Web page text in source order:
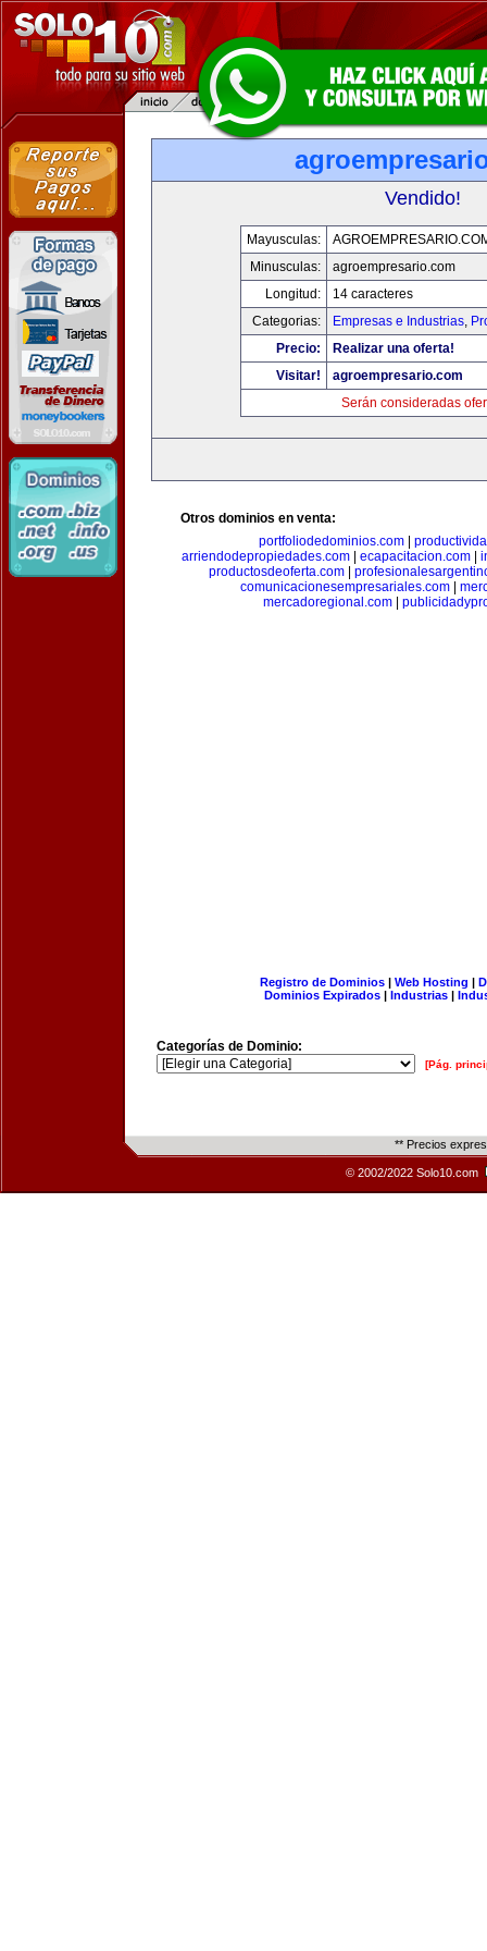
Vendido!
Mayusculas:
Minusculas:
agroempresario.com
Longitud:
14 caracteres
Categorias:
Empresas e Industrias,
Precio:
Realizar una oferta!
Visitar!
agroempresario.com
Serán consideradas
Otros dominios en venta:
portfoliodedominios.com
arriendodepropiedades.com| ecapacitacion.com|
productosdeoferta.com|
comunicacionesempresariales.com
mercadoregional.com
Registro de Dominios| Web Hosting |
Dominios Expirados | Industrias |
Categorías de Dominio:
[Pág.
** Precios
© 2002/2022 Solo10.com